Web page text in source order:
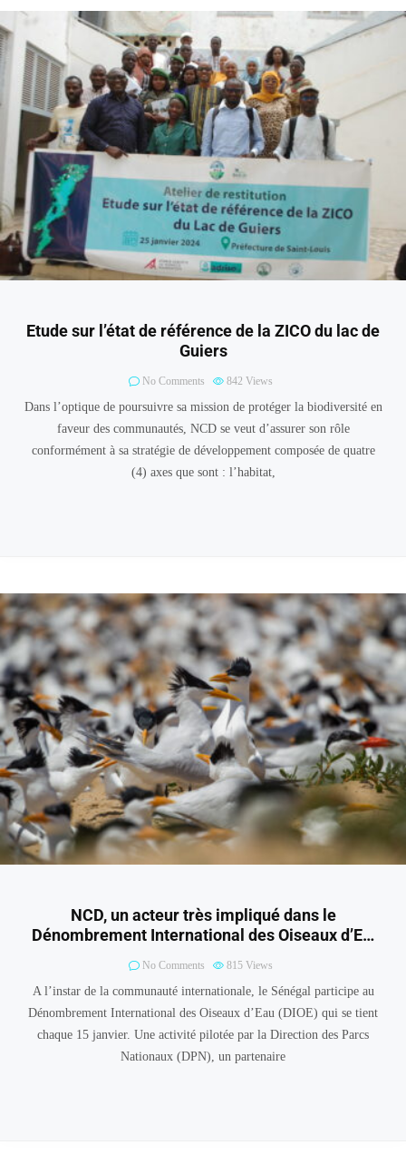
Etude sur l’état de référence de la ZICO du lac de
Guiers
No Comments 842 Views
Dans l’optique de poursuivre sa mission de protéger la biodiversité en
faveur des communautés, NCD se veut d’assurer son rôle
conformément à sa stratégie de développement composée de quatre
(4) axes que sont : l’habitat,
NCD, un acteur très impliqué dans le
Dénombrement International des Oiseaux d’E…
No Comments 815 Views
A l’instar de la communauté internationale, le Sénégal participe au
Dénombrement International des Oiseaux d’Eau (DIOE) qui se tient
chaque 15 janvier. Une activité pilotée par la Direction des Parcs
Nationaux (DPN), un partenaire